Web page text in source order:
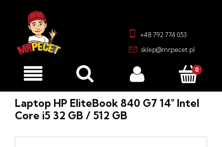
+48 792 774 053
sklep@mrpecet.pl
Laptop HP EliteBook 840 G7 14" Intel
Core i5 32 GB / 512 GB